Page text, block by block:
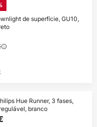
de superfície, GU10,
Hue Runner, 3 fases,
branco